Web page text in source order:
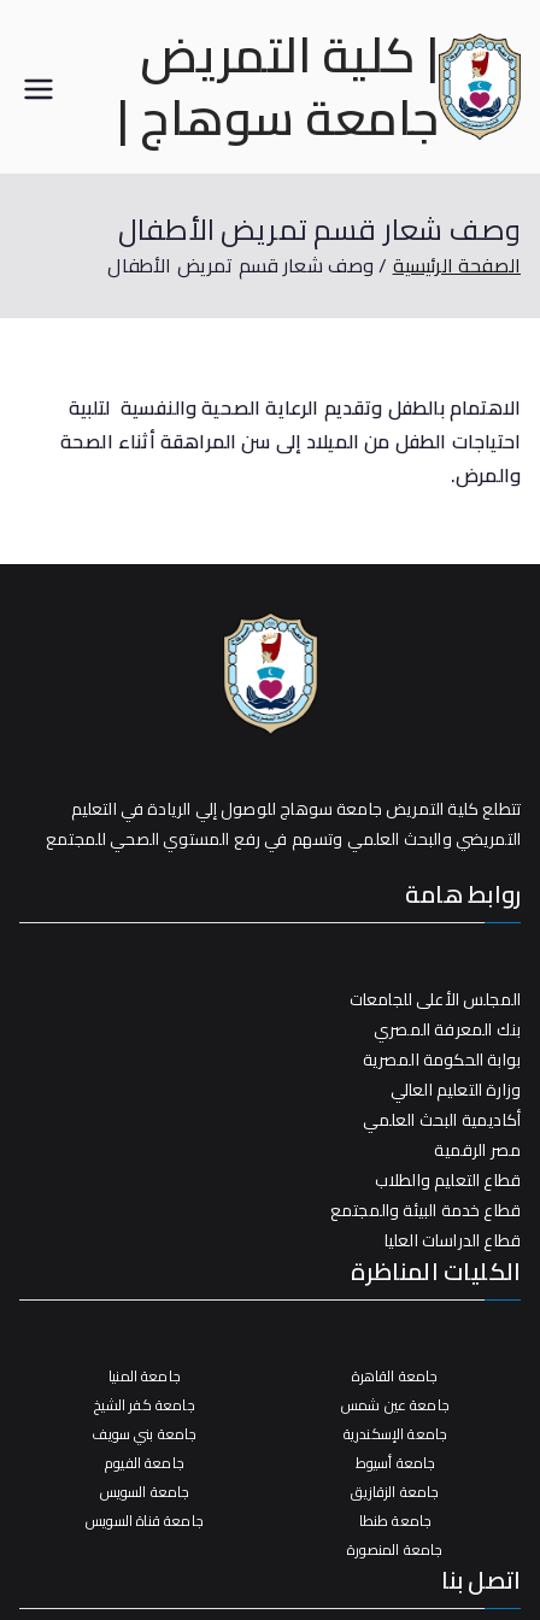
| كلية التمريض
جامعة سوهاج |
وصف شعار قسم تمريض الأطفال
الصفحة الرئيسية وصف شعار قسم تمريض الأطفال
الاهتمام بالطفل وتقديم الرعاية الصحية والنفسية لتلبية
احتياجات الطفل من الميلاد إلى سن المراهقة أثناء الصحة
والمرض.
تتطلع كلية التمريض جامعة سوهاج للوصول إلي الريادة في التعليم
التمريضي والبحث العلمي وتسهم في رفع المستوي الصحي للمجتمع
روابط هامة
المجلس الأعلى للجامعات
بنك المعرفة المصري
بوابة الحكومة المصرية
وزارة التعليم العالي
أكاديمية البحث العلمي
مصر الرقمية
قطاع التعليم والطلاب
قطاع خدمة البيئة والمجتمع
قطاع الدراسات العليا
الكليات المناظرة
جامعة القاهرة
جامعة عين شمس
جامعة الإسكندرية
جامعة أسيوط
جامعة الزقازيق
جامعة طنطا
جامعة المنصورة
جامعة المنيا
جامعة كفر الشيخ
جامعة بني سويف
جامعة الفيوم
جامعة السويس
جامعة قناة السويس
اتصل بنا